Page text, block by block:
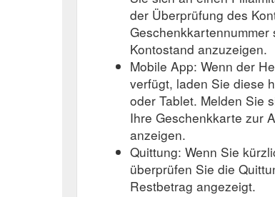
der Überprüfung des
Kontostand anzuzeigen.
Mobile App: Wenn der
verfügt, laden Sie diese
oder Tablet. Melden Sie
Ihre Geschenkkarte zur
anzeigen.
Quittung: Wenn Sie
überprüfen Sie die
Restbetrag angezeigt.